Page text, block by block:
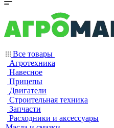
Все товары
Агротехника
Навесное
Прицепы
Двигатели
Строительная техника
Запчасти
Расходники и аксессуары